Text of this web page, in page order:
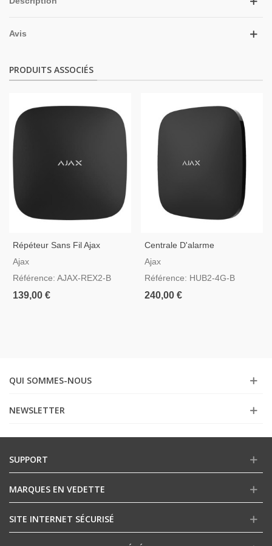
Avis
PRODUITS ASSOCIÉS
Répéteur Sans Fil Ajax
Jeweller Et Wings Noir
Ajax
Référence: AJAX-REX2-B
139,00 €
Centrale D'alarme
Professionnelle Ajax Hub2-
Ajax
Référence: HUB2-4G-B
240,00 €
QUI SOMMES-NOUS
NEWSLETTER
SUPPORT
MARQUES EN VEDETTE
SITE INTERNET SÉCURISÉ